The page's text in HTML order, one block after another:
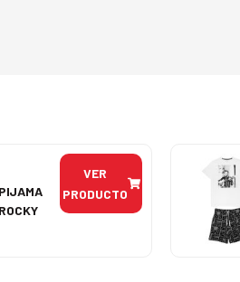
PIJAMA
ROCKY
VER
PRODUCTO